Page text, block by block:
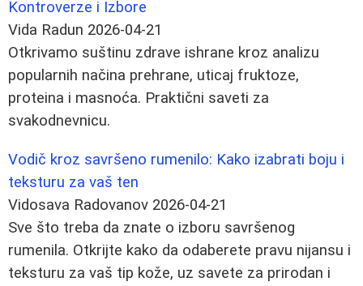
Kontroverze i Izbore
Vida Radun 2026-04-21
Otkrivamo suštinu zdrave ishrane kroz analizu
popularnih načina prehrane, uticaj fruktoze,
proteina i masnoća. Praktični saveti za
svakodnevnicu.
Vodič kroz savršeno rumenilo: Kako izabrati boju i
teksturu za vaš ten
Vidosava Radovanov 2026-04-21
Sve što treba da znate o izboru savršenog
rumenila. Otkrijte kako da odaberete pravu nijansu i
teksturu za vaš tip kože, uz savete za prirodan i